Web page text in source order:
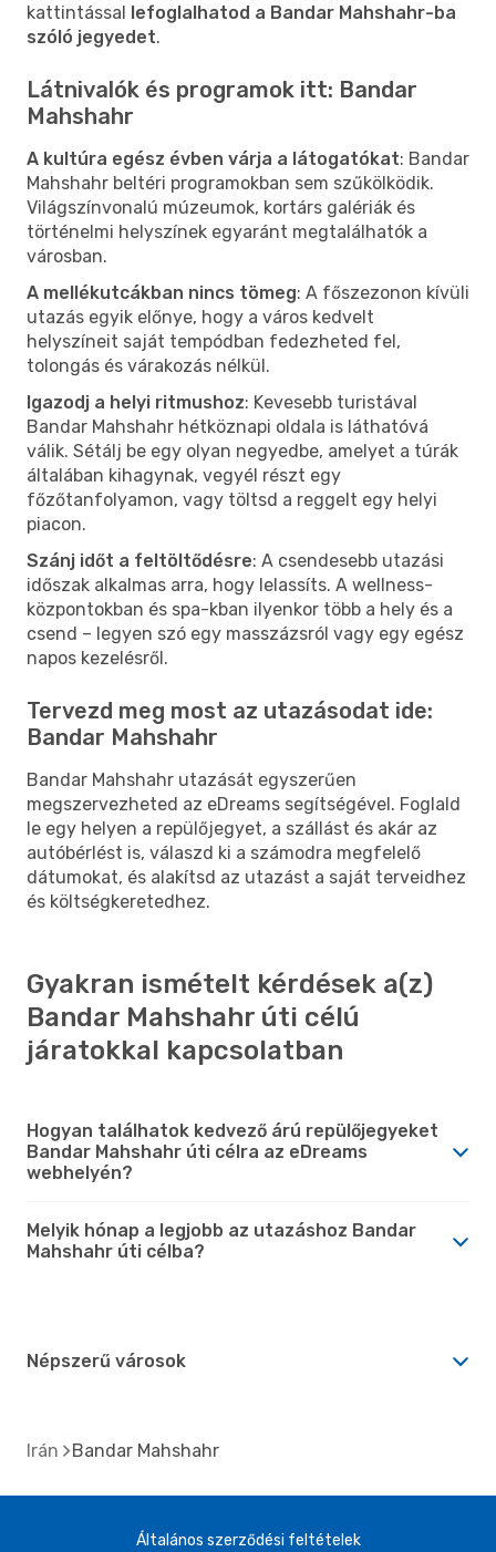
kattintással lefoglalhatod a Bandar Mahshahr-ba
szóló jegyedet.
Látnivalók és programok itt: Bandar
Mahshahr
A kultúra egész évben várja a látogatókat: Bandar
Mahshahr beltéri programokban sem szűkölködik.
Világszínvonalú múzeumok, kortárs galériák és
történelmi helyszínek egyaránt megtalálhatók a
városban.
A mellékutcákban nincs tömeg: A főszezonon kívüli
utazás egyik előnye, hogy a város kedvelt
helyszíneit saját tempódban fedezheted fel,
tolongás és várakozás nélkül.
Igazodj a helyi ritmushoz: Kevesebb turistával
Bandar Mahshahr hétköznapi oldala is láthatóvá
válik. Sétálj be egy olyan negyedbe, amelyet a túrák
általában kihagynak, vegyél részt egy
főzőtanfolyamon, vagy töltsd a reggelt egy helyi
piacon.
Szánj időt a feltöltődésre: A csendesebb utazási
időszak alkalmas arra, hogy lelassíts. A wellness-
központokban és spa-kban ilyenkor több a hely és a
csend – legyen szó egy masszázsról vagy egy egész
napos kezelésről.
Tervezd meg most az utazásodat ide:
Bandar Mahshahr
Bandar Mahshahr utazását egyszerűen
megszervezheted az eDreams segítségével. Foglald
le egy helyen a repülőjegyet, a szállást és akár az
autóbérlést is, válaszd ki a számodra megfelelő
dátumokat, és alakítsd az utazást a saját terveidhez
és költségkeretedhez.
Gyakran ismételt kérdések a(z)
Bandar Mahshahr úti célú
járatokkal kapcsolatban
Hogyan találhatok kedvező árú repülőjegyeket
Bandar Mahshahr úti célra az eDreams
webhelyén?
Melyik hónap a legjobb az utazáshoz Bandar
Mahshahr úti célba?
Népszerű városok
Irán Bandar Mahshahr
Általános szerződési feltételek